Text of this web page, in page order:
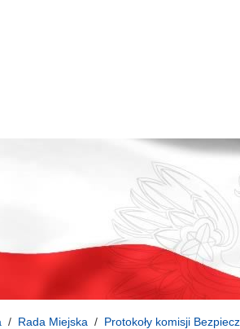
Rada Miejska Protokoły komisji